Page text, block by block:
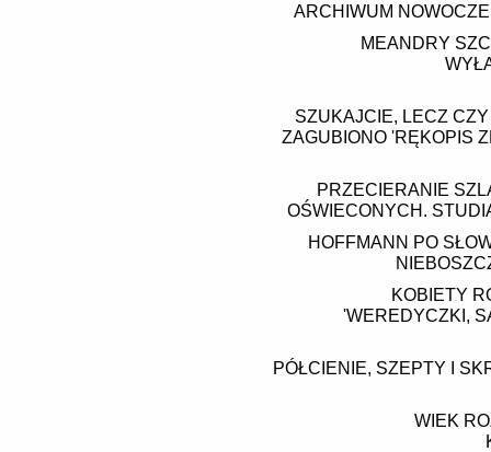
ARCHIWUM
MEANDRY
SZUKAJCIE, LECZ
ZAGUBIONO 'RĘKOPIS
PRZECIERANIE
OŚWIECONYCH.
HOFFMANN PO
KOBIETY
'WEREDYCZKI,
PÓŁCIENIE, SZEPTY I
WIEK